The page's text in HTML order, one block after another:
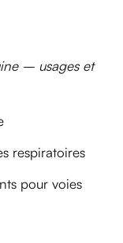
– usages et
respiratoires
pour voies